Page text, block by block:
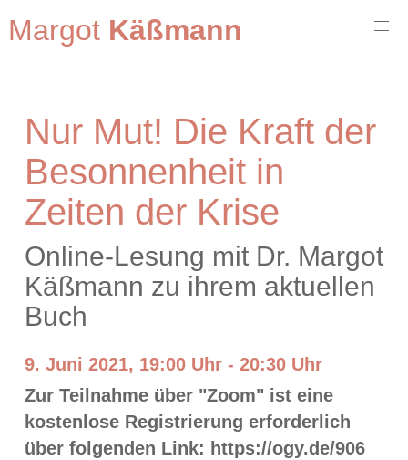
Margot Käßmann
Nur Mut! Die Kraft der
Besonnenheit in
Zeiten der Krise
Online-Lesung mit Dr. Margot
Käßmann zu ihrem aktuellen
Buch
9. Juni 2021, 19:00 Uhr - 20:30 Uhr
Zur Teilnahme über "Zoom" ist eine
kostenlose Registrierung erforderlich
über folgenden Link: https://ogy.de/906